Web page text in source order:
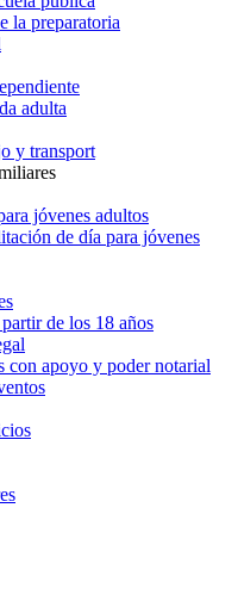
la preparatoria
adulta
y transport
jóvenes adultos
de día para jóvenes
de los 18 años
con apoyo y poder notarial